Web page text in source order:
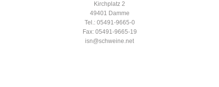
Kirchplatz 2
49401 Damme
Tel.: 05491-9665-0
Fax: 05491-9665-19
isn@schweine.net